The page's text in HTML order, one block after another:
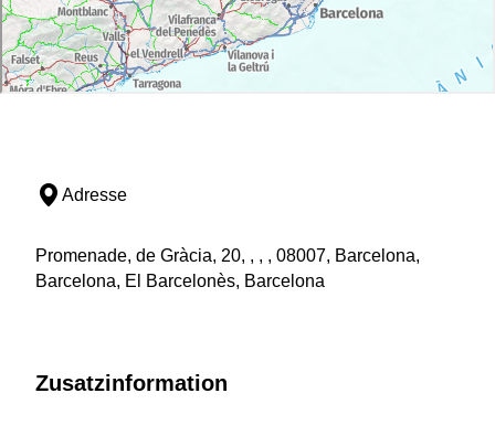
Adresse
Promenade, de Gràcia, 20, , , , 08007, Barcelona,
Barcelona, El Barcelonès, Barcelona
Zusatzinformation